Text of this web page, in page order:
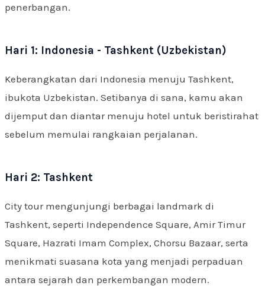
penerbangan.
Hari 1: Indonesia - Tashkent (Uzbekistan)
Keberangkatan dari Indonesia menuju Tashkent,
ibukota Uzbekistan. Setibanya di sana, kamu akan
dijemput dan diantar menuju hotel untuk beristirahat
sebelum memulai rangkaian perjalanan.
Hari 2: Tashkent
City tour mengunjungi berbagai landmark di
Tashkent, seperti Independence Square, Amir Timur
Square, Hazrati Imam Complex, Chorsu Bazaar, serta
menikmati suasana kota yang menjadi perpaduan
antara sejarah dan perkembangan modern.